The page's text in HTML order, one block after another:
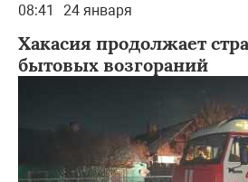
08:41 24 января
Хакасия продолжает
бытовых возгораний